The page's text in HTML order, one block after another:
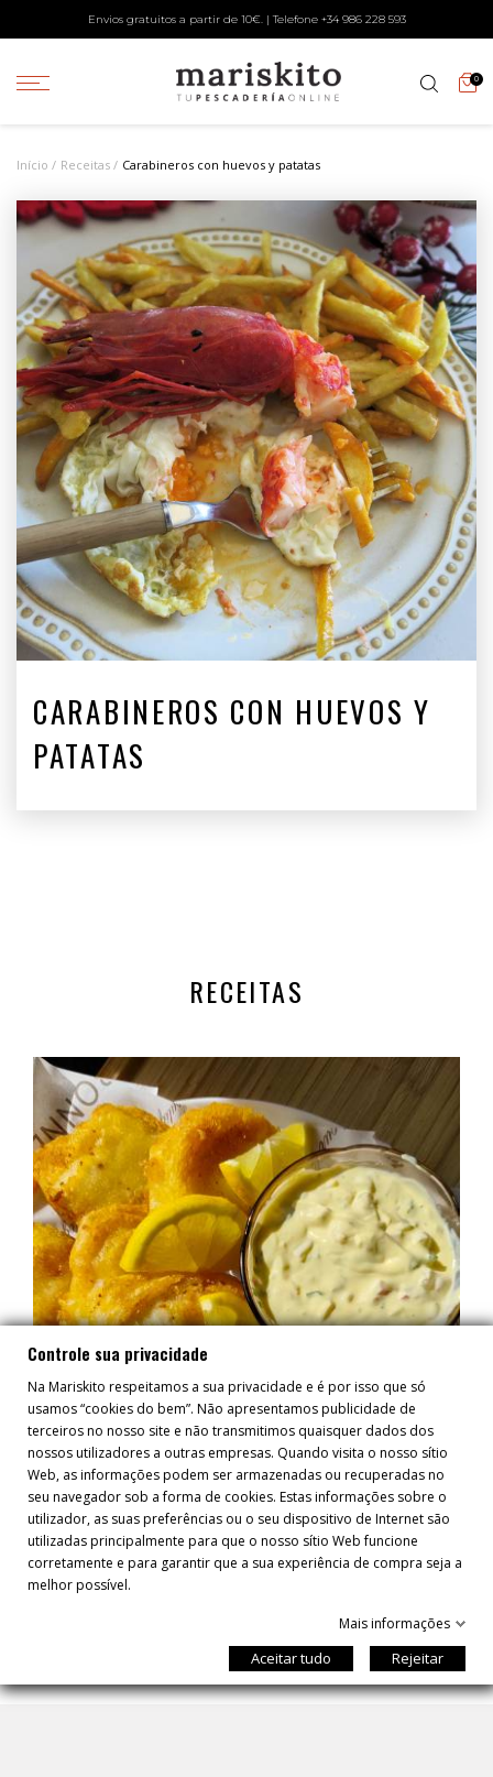
Envios gratuitos a partir de 10€. | Telefone +34 986 228 593
0
Início Receitas Carabineros con huevos y patatas
CARABINEROS CON HUEVOS Y
PATATAS
RECEITAS
FISH & CHIPS DE PESCADA DE...
Controle sua privacidade
Na Mariskito respeitamos a sua privacidade e é por isso que só
usamos “cookies do bem”. Não apresentamos publicidade de
terceiros no nosso site e não transmitimos quaisquer dados dos
nossos utilizadores a outras empresas. Quando visita o nosso sítio
Web, as informações podem ser armazenadas ou recuperadas no
seu navegador sob a forma de cookies. Estas informações sobre o
utilizador, as suas preferências ou o seu dispositivo de Internet são
utilizadas principalmente para que o nosso sítio Web funcione
corretamente e para garantir que a sua experiência de compra seja a
melhor possível.
Mais informações
Aceitar tudo Rejeitar